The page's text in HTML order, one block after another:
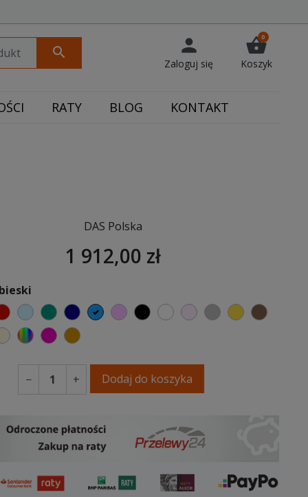
search person
Zaloguj się
shopping_basket
0
Koszyk
RATY BLOG KONTAKT
DAS Polska
1 912,00 zł
czerwony
błękitnyturkusowy
granatowy
niebieski
różowyczarnybiałyjasny róż
szary
kremowy
ecru beżowy
wybór koloru
fuksjakoniakowy
− + Dodaj do koszyka